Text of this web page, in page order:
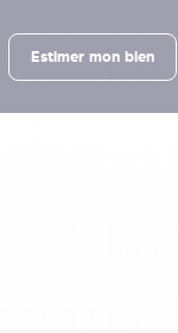
Estimer mon bien